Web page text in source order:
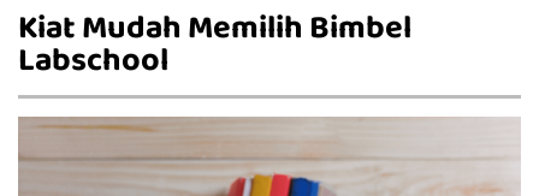
Kiat Mudah Memilih Bimbel
Labschool